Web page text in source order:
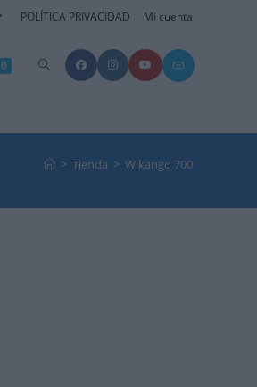
POLÍTICA PRIVACIDAD Mi cuenta
0
> Tienda > Wikango 700